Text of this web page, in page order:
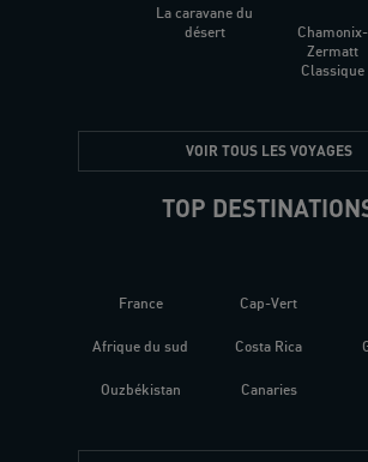
La caravane du
désert
Chamonix-
Zermatt
Classique
VOIR TOUS LES VOYAGES
TOP
France
Afrique du sud
Ouzbékistan
Cap-Vert
Costa Rica
Canaries